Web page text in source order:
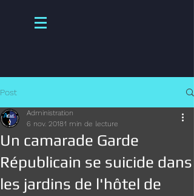
Post
Un camarade Garde
Républicain se suicide dans
les jardins de l'hôtel de
Administration
6 nov. 20181 min de lecture